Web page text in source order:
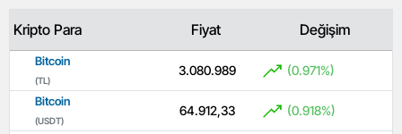
Kripto Para Fiyat Değişim
Bitcoin
(TL)
3.080.989 (0.971%)
Bitcoin
(USDT)
64.912,33 (0.918%)